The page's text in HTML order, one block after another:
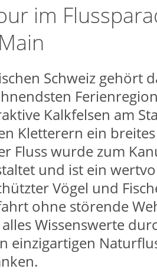
im
Schweiz gehört
Kalkfelsen am
Kletterern ein
Fluss wurde zum
und ist ein
Vögel und
ohne störende
Wissenswerte
einzigartigen